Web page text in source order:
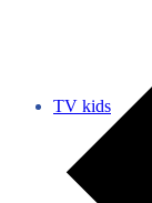
TV kids